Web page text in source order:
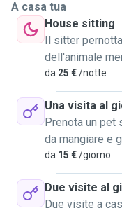
conseguono. Sono
con i proprietari e
città. Non vedo l’ora
conoscere me;
A casa tua
House sitting
Il sitter
dell'animale
da 25 €/notte
Una visita al
Prenota un pet
da mangiare e
da 15 €/giorno
Due visite al
Due visite a